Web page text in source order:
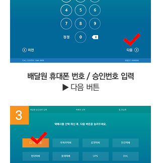
​​배달원 휴대폰 번호 / 승인번호 입력
▶ 다음 버튼